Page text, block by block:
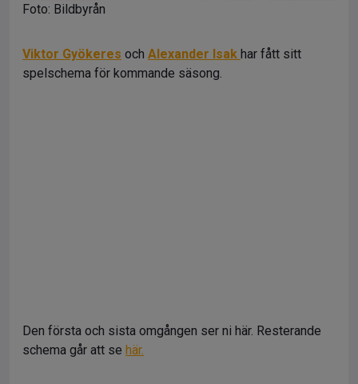
Foto: Bildbyrån
Viktor Gyökeres och Alexander Isak har fått sitt
spelschema för kommande säsong.
Den första och sista omgången ser ni här. Resterande
schema går att se här.